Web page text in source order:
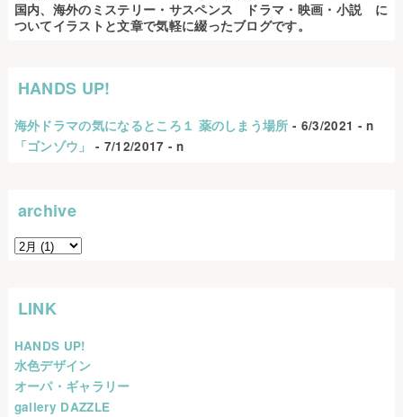
国内、海外のミステリー・サスペンス ドラマ・映画・小説 に
ついてイラストと文章で気軽に綴ったブログです。
HANDS UP!
海外ドラマの気になるところ１ 薬のしまう場所 - 6/3/2021 - n
「ゴンゾウ」
- 7/12/2017 - n
archive
LINK
HANDS UP!
水色デザイン
オーパ・ギャラリー
gallery DAZZLE